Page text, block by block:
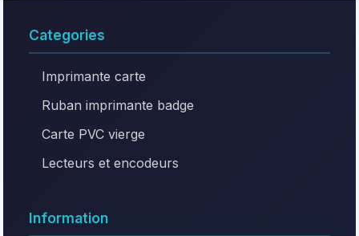
Categories
Imprimante carte
Ruban imprimante badge
Carte PVC vierge
Lecteurs et encodeurs
Information